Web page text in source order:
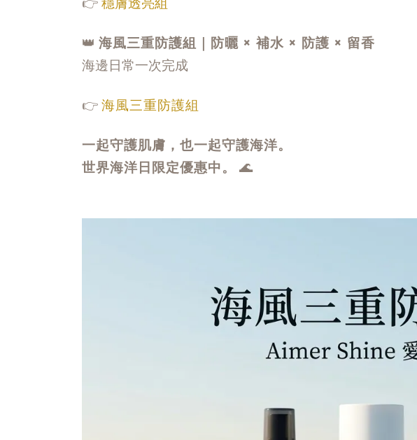
👑 海風三重防護組｜防曬 × 補水 × 防護 × 留香
海邊日常一次完成
👉 海風三重防護組
一起守護肌膚，也一起守護海洋。
世界海洋日限定優惠中。
🌊